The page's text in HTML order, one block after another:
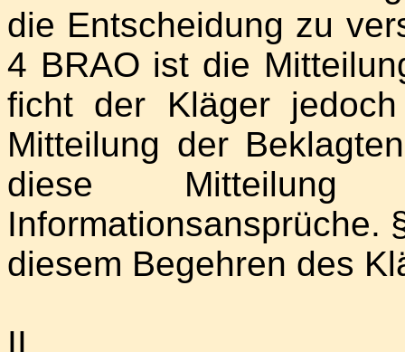
die Entscheidung zu
4 BRAO ist die
ficht der Kläger
Mitteilung der
diese Mitteilung
Informationsansprüche.
diesem Begehren des
II.